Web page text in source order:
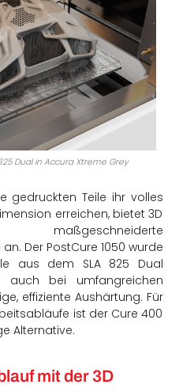
Dual in Accura Xtreme Grey
gedruckten Teile ihr volles
erreichen, bietet 3D
Der PostCure 1050 wurde
aus dem SLA 825 Dual
auch bei umfangreichen
effiziente Aushärtung. Für
ist der Cure 400
Alternative.
mit der 3D